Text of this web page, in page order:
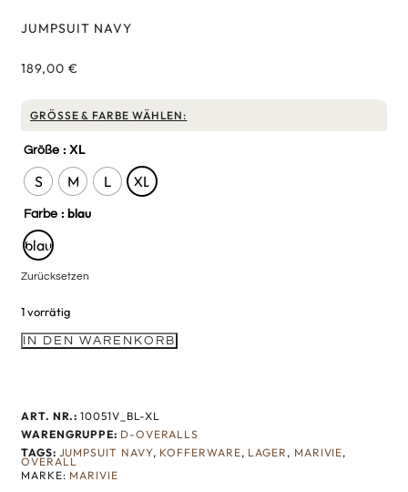
JUMPSUIT NAVY
189,00 €
GRÖSSE & FARBE WÄHLEN:
Größe : XL
S M L XL
Farbe : blau
blau
Zurücksetzen
1 vorrätig
IN DEN WARENKORB
ART. NR.:10051V_BL-XL
WARENGRUPPE: D-OVERALLS
TAGS: JUMPSUIT NAVY, KOFFERWARE, LAGER , MARIVIE,
OVERALL
MARKE: MARIVIE